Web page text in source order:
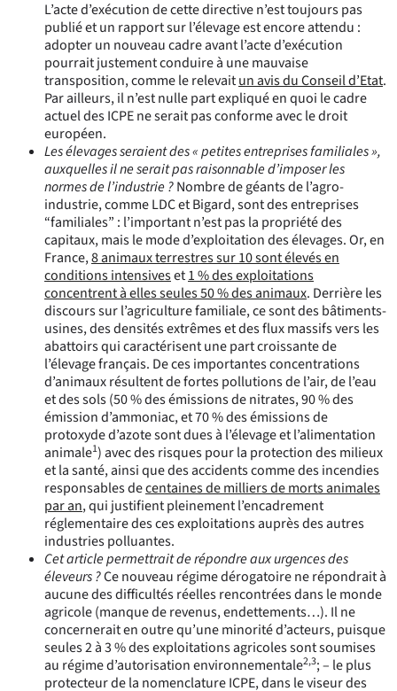
L’acte d’exécution de cette directive n’est toujours pas
publié et un rapport sur l’élevage est encore attendu :
adopter un nouveau cadre avant l’acte d’exécution
pourrait justement conduire à une mauvaise
transposition, comme le relevaitun avis du Conseil d’Etat.
Par ailleurs, il n’est nulle part expliqué en quoi le cadre
actuel des ICPE ne serait pas conforme avec le droit
européen.
Les élevages seraient des « petites entreprises familiales »,
auxquelles il ne serait pas raisonnable d’imposer les
normes de l’industrie ?Nombre de géants de l’agro-
industrie, comme LDC et Bigard, sont des entreprises
“familiales” : l’important n’est pas la propriété des
capitaux, mais le mode d’exploitation des élevages. Or, en
France,8 animaux terrestres sur 10 sont élevés en
conditions intensiveset1 % des exploitations
concentrent à elles seules 50 % des animaux. Derrière les
discours sur l’agriculture familiale, ce sont des bâtiments-
usines, des densités extrêmes et des flux massifs vers les
abattoirs qui caractérisent une part croissante de
l’élevage français. De ces importantes concentrations
d’animaux résultent de fortes pollutions de l’air, de l’eau
et des sols (50 % des émissions de nitrates, 90 % des
émission d’ammoniac, et 70 % des émissions de
protoxyde d’azote sont dues à l’élevage et l’alimentation
animale1) avec des risques pour la protection des milieux
et la santé, ainsi que des accidents comme des incendies
responsables decentaines de milliers de morts animales
par an, qui justifient pleinement l’encadrement
réglementaire des ces exploitations auprès des autres
industries polluantes.
Cet article permettrait de répondre aux urgences des
éleveurs ?Ce nouveau régime dérogatoire ne répondrait à
aucune des difficultés réelles rencontrées dans le monde
agricole (manque de revenus, endettements…). Il ne
concernerait en outre qu’une minorité d’acteurs, puisque
seules 2 à 3 % des exploitations agricoles sont soumises
au régime d’autorisation environnementale2,3;– le plus
protecteur de la nomenclature ICPE, dans le viseur des